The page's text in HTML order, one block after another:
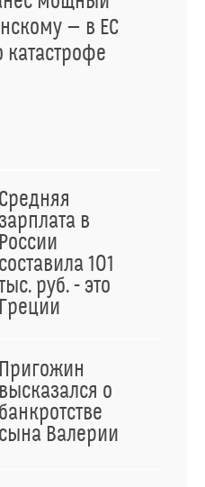
— в ЕС
катастрофе
Средняя
зарплата в
России
составила 101
руб. - это
Пригожин
высказался о
банкротстве
сына Валерии